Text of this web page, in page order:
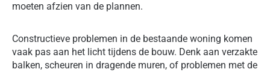
moeten afzien van de plannen.
Constructieve problemen in de bestaande woning komen
vaak pas aan het licht tijdens de bouw. Denk aan verzakte
balken, scheuren in dragende muren, of problemen met de